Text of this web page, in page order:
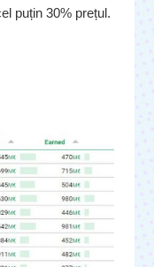
puțin 30% prețul.